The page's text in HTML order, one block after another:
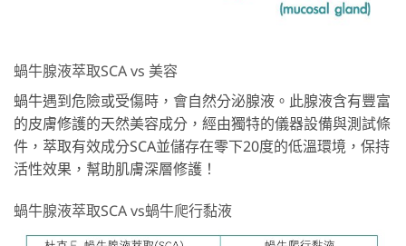
蝸牛腺液萃取SCA vs 美容
蝸牛遇到危險或受傷時，會自然分泌腺液。此腺液含有豐富
的皮膚修護的天然美容成分，經由獨特的儀器設備與測試條
件，萃取有效成分SCA並儲存在零下20度的低溫環境，保持
活性效果，幫助肌膚深層修護！
蝸牛腺液萃取SCA vs蝸牛爬行黏液